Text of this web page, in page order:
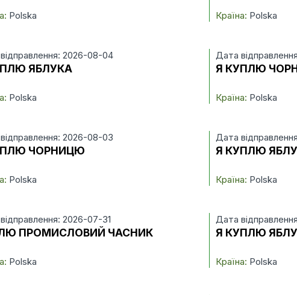
Polska Країна: Polska
2026-08-04
ЯБЛУКА
Polska
Дата
Я КУПЛЮ
Країна: Polska
2026-08-03
ЧОРНИЦЮ
Polska
Дата
Я КУПЛЮ
Країна: Polska
2026-07-31
ПРОМИСЛОВИЙ ЧАСНИК
Polska
Дата
Я КУПЛЮ
Країна: Polska